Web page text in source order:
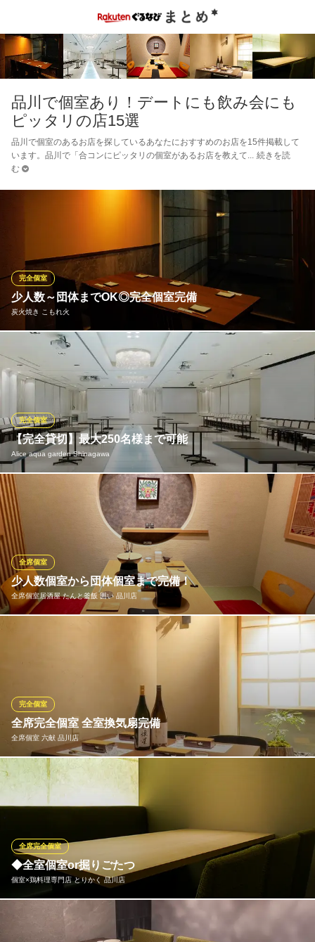
品川で個室あり！デートにも飲み会にも
ピッタリの店15選
品川で個室のあるお店を探しているあなたにおすすめのお店を15件掲載して
います。品川で「合コンにピッタリの個室があるお店を教えて
続きを読
む
少人数～団体までOK◎完全個室完備
炭火焼き こもれ火
完全個室
お席のみのご予約、多彩なコースなどお客様のご利用シーンやご
予算にあわせてお選びいただけます。囲炉裏を囲うカウンターで
旬な魚の焼けていく様子もお楽しみいただけます。カウンターは
一名様からご利用可能。テーブル席、個室席は2名様からご利用可
能となっております
炭火焼き こもれ火
炉端焼き×個室完備
ＪＲ品川駅 徒歩3分
東京都港区港南2-15-2 品川インターシティB棟B1 B111
【完全貸切】最大250名様まで可能
Alice aqua garden Shinagawa
完全個室
フロアのバリエーションが幅広く、各種パーティーに対応。最大2
50名様までパーティーが可能です。 新型コロナウイルスの影響に
より、着席利用をお勧めしております。消毒液、赤外線体温計、
送風機などのご用意あります。 レイアウト相談などお伺いもでき
ます。
Alice aqua garden Shinagawa
10名以下個室完備
東京都港区港南2-16-5 NBF品川タワー グランパサージュ2 3F
少人数個室から団体個室まで完備！
全席個室居酒屋 たんと釜飯 囲い 品川店
全席個室
ここだけの特別な雰囲気があり、プライベート感を存分に楽しん
でいただけます。。特別なシーンやお祝い事、大切な会話を楽し
過ごすことで、より深いコミュニケーションや心温まるひととき
を演出します。
全席個室居酒屋 たんと釜飯 囲い 品川店
仙台牛タンと土鍋ご飯
ＪＲ品川駅 徒歩2分
東京都港区港南2-2-1 2F
全席完全個室 全室換気扇完備
全席個室 六献 品川店
完全個室
当店は少人数から大人数まで対応できる個室をご用意しました。
ご友人同士のお食事や会社宴会、同窓会など幅広いシーンで対応
できます。お酒を飲みながら、じっくり語りたい時は『六献』を
全席個室 六献 品川店
完全個室 全品個別盛り
ＪＲ品川駅 徒歩2分
東京都港区港南1-8-27 日新ビルB1
◆全室個室or掘りごたつ
個室×鶏料理専門店 とりかく 品川店
全席完全個室
くつろぎの『和』の空間・・・。 シチュエーションに合わせて、
『テーブル個室』 『掘りごたつ個室』とご用意致します。 お席は